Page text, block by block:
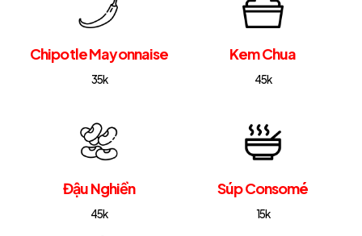
Chipotle Mayonnaise
35k
Kem Chua
45k
Đậu Nghiền
45k
Súp Consomé
15k